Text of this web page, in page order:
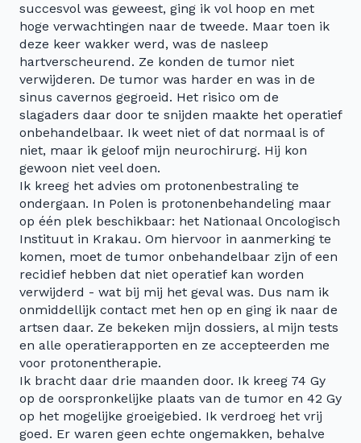
succesvol was geweest, ging ik vol hoop en met
hoge verwachtingen naar de tweede. Maar toen ik
deze keer wakker werd, was de nasleep
hartverscheurend. Ze konden de tumor niet
verwijderen. De tumor was harder en was in de
sinus cavernos gegroeid. Het risico om de
slagaders daar door te snijden maakte het operatief
onbehandelbaar. Ik weet niet of dat normaal is of
niet, maar ik geloof mijn neurochirurg. Hij kon
gewoon niet veel doen.
Ik kreeg het advies om protonenbestraling te
ondergaan. In Polen is protonenbehandeling maar
op één plek beschikbaar: het Nationaal Oncologisch
Instituut in Krakau. Om hiervoor in aanmerking te
komen, moet de tumor onbehandelbaar zijn of een
recidief hebben dat niet operatief kan worden
verwijderd - wat bij mij het geval was. Dus nam ik
onmiddellijk contact met hen op en ging ik naar de
artsen daar. Ze bekeken mijn dossiers, al mijn tests
en alle operatierapporten en ze accepteerden me
voor protonentherapie.
Ik bracht daar drie maanden door. Ik kreeg 74 Gy
op de oorspronkelijke plaats van de tumor en 42 Gy
op het mogelijke groeigebied. Ik verdroeg het vrij
goed. Er waren geen echte ongemakken, behalve